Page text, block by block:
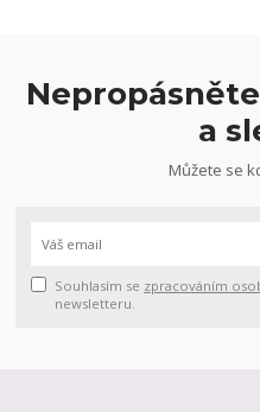
a
Můžete se
Souhlasím se zpracováním
newsletteru.